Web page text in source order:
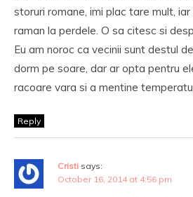
storuri romane, imi plac tare mult, iar
raman la perdele. O sa citesc si
Eu am noroc ca vecinii sunt destul
dorm pe soare, dar ar opta pentru
racoare vara si a mentine
Reply
Cristi says:
October 16, 2014 at 4:56 pm